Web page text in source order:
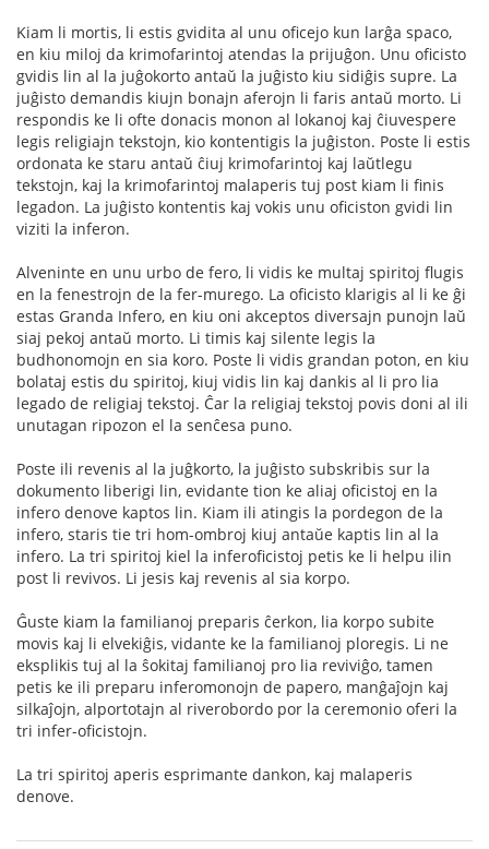
Kiam li mortis, li estis gvidita al unu oficejo kun larĝa spaco,
en kiu miloj da krimofarintoj atendas la prijuĝon. Unu oficisto
gvidis lin al la juĝokorto antaŭ la juĝisto kiu sidiĝis supre. La
juĝisto demandis kiujn bonajn aferojn li faris antaŭ morto. Li
respondis ke li ofte donacis monon al lokanoj kaj ĉiuvespere
legis religiajn tekstojn, kio kontentigis la juĝiston. Poste li estis
ordonata ke staru antaŭ ĉiuj krimofarintoj kaj laŭtlegu
tekstojn, kaj la krimofarintoj malaperis tuj post kiam li finis
legadon. La juĝisto kontentis kaj vokis unu oficiston gvidi lin
viziti la inferon.
Alveninte en unu urbo de fero, li vidis ke multaj spiritoj flugis
en la fenestrojn de la fer-murego. La oficisto klarigis al li ke ĝi
estas Granda Infero, en kiu oni akceptos diversajn punojn laŭ
siaj pekoj antaŭ morto. Li timis kaj silente legis la
budhonomojn en sia koro. Poste li vidis grandan poton, en kiu
bolataj estis du spiritoj, kiuj vidis lin kaj dankis al li pro lia
legado de religiaj tekstoj. Ĉar la religiaj tekstoj povis doni al ili
unutagan ripozon el la senĉesa puno.
Poste ili revenis al la juĝkorto, la juĝisto subskribis sur la
dokumento liberigi lin, evidante tion ke aliaj oficistoj en la
infero denove kaptos lin. Kiam ili atingis la pordegon de la
infero, staris tie tri hom-ombroj kiuj antaŭe kaptis lin al la
infero. La tri spiritoj kiel la inferoficistoj petis ke li helpu ilin
post li revivos. Li jesis kaj revenis al sia korpo.
Ĝuste kiam la familianoj preparis ĉerkon, lia korpo subite
movis kaj li elvekiĝis, vidante ke la familianoj ploregis. Li ne
eksplikis tuj al la ŝokitaj familianoj pro lia reviviĝo, tamen
petis ke ili preparu inferomonojn de papero, manĝaĵojn kaj
silkaĵojn, alportotajn al riverobordo por la ceremonio oferi la
tri infer-oficistojn.
La tri spiritoj aperis esprimante dankon, kaj malaperis
denove.